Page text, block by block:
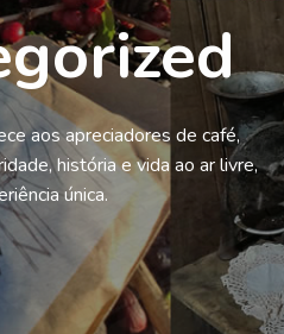
aos apreciadores de café,
história e vida ao ar livre,
única.